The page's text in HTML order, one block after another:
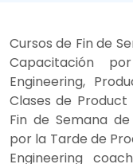
Cursos de Fin de
Capacitación
Engineering,
Clases de Product
Fin de Semana
por la Tarde de
Engineering